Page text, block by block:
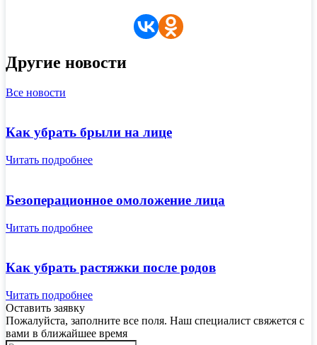
Другие новости
Все новости
Как убрать брыли на лице
Читать подробнее
Безоперационное омоложение лица
Читать подробнее
Как убрать растяжки после родов
Читать подробнее
Оставить заявку
Пожалуйста, заполните все поля. Наш специалист свяжется с
вами в ближайшее время